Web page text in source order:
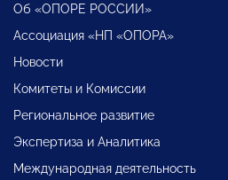
Об «ОПОРЕ РОССИИ»
Ассоциация «НП «ОПОРА»
Новости
Комитеты и Комиссии
Региональное развитие
Экспертиза и Аналитика
Международная деятельность